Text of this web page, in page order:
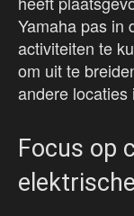
Yamaha pas in
activiteiten te
om uit te
andere locaties
Focus op